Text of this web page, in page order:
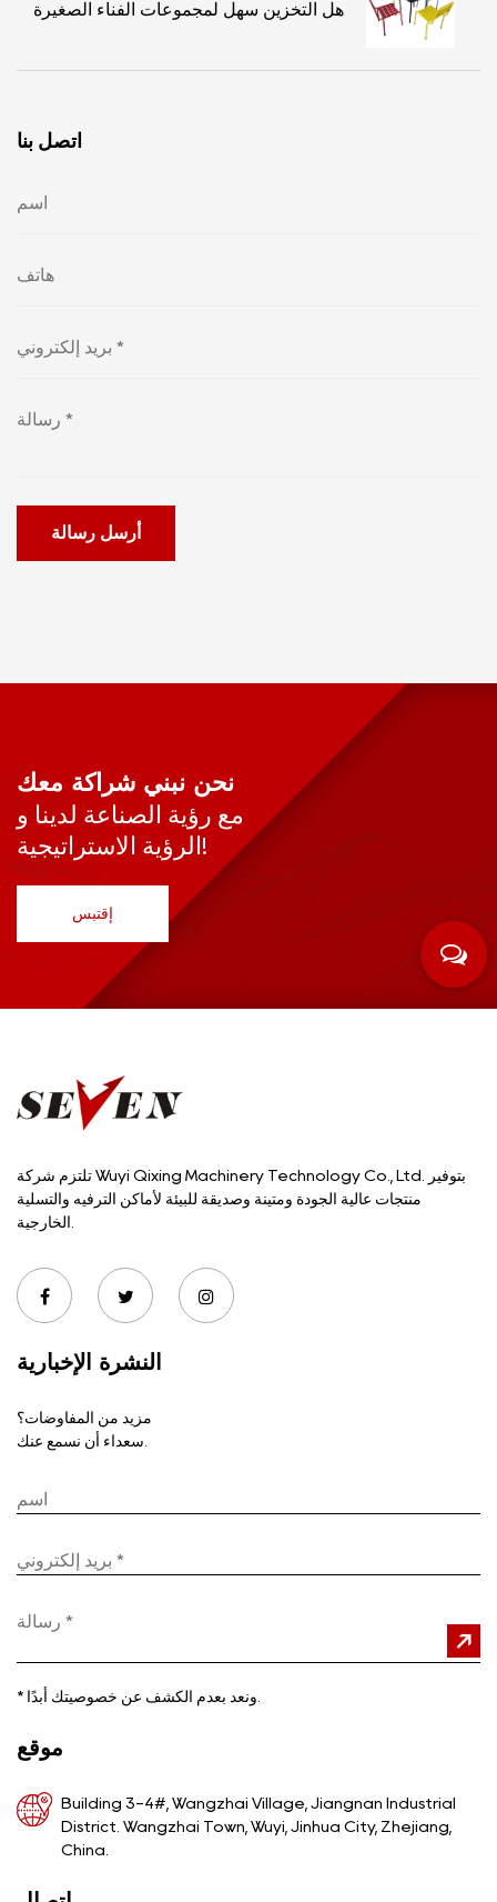
هل التخزين سهل لمجموعات الفناء الصغيرة
اتصل بنا
أرسل رسالة
نحن نبني شراكة معك
مع رؤية الصناعة لدينا و
الرؤية الاستراتيجية!
إقتبس
تلتزم شركة Wuyi Qixing Machinery Technology Co., Ltd. بتوفير
منتجات عالية الجودة ومتينة وصديقة للبيئة لأماكن الترفيه والتسلية
النشرة الإخبارية
مزيد من المفاوضات؟
*
موقع
Building 3-4#, Wangzhai Village, Jiangnan Industrial
District. Wangzhai Town, Wuyi, Jinhua City, Zhejiang,
China.